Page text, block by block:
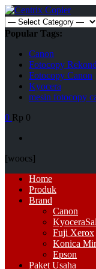
Skip
to
content
Popular Tags:
Canon
Fotocopy
Fotocopy Canon
Kyocera
mesin fotocopy
0 Rp 0
[woocs]
Primary
Menu
Home
Produk
Brand
Canon
Kyocera
Fuji Xerox
Konica
Epson
Paket Usaha